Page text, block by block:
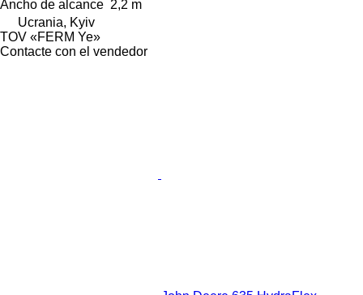
Ancho de alcance 2,2 m
Ucrania, Kyiv
TOV «FERM Ye»
Contacte con el vendedor